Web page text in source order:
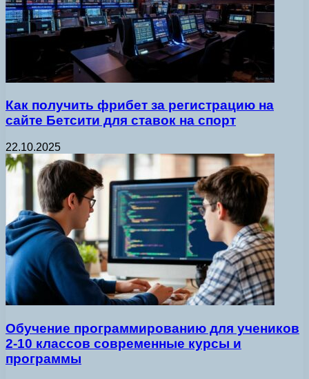
Как получить фрибет за регистрацию на
сайте Бетсити для ставок на спорт
22.10.2025
Обучение программированию для учеников
2-10 классов современные курсы и
программы